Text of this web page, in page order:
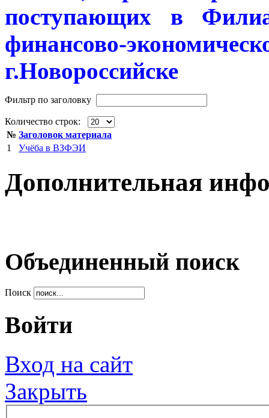
поступающих в
финансово-
г.Новороссийске
Фильтр по заголовку
Количество строк:
№ Заголовок материала
1
Учёба в ВЗФЭИ
Дополнительная
Объединенный поиск
Поиск
Войти
Вход на сайт
Закрыть